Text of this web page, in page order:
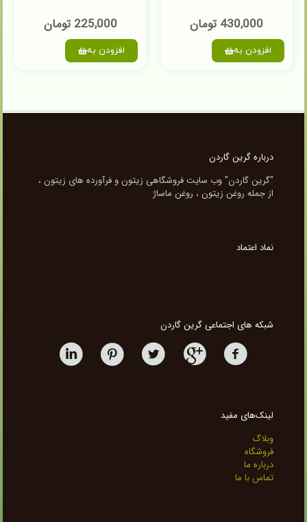
430,000 تومان
افزودن به
225,000 تومان
افزودن به
درباره گرین گاردن
"گرین گاردن" وب سایت فروشگاهی زیتون و فرآورده های زیتون ،
از جمله روغن زیتون ، روغن ماساژ
نماد اعتماد
شبکه های اجتماعی گرین گاردن
لینک‌های مفید
وبلاگ
فروشگاه
درباره ما
تماس با ما